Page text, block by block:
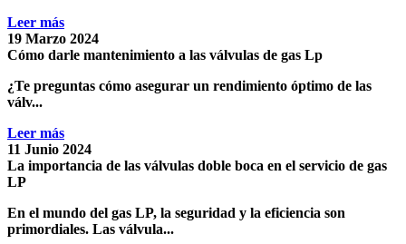
Leer más
19 Marzo 2024
Cómo darle mantenimiento a las válvulas de gas Lp
¿Te preguntas cómo asegurar un rendimiento óptimo de las
válv...
Leer más
11 Junio 2024
La importancia de las válvulas doble boca en el servicio de gas
LP
En el mundo del gas LP, la seguridad y la eficiencia son
primordiales. Las válvula...